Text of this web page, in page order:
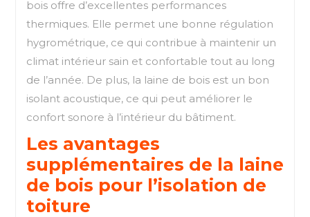
bois offre d’excellentes performances
thermiques. Elle permet une bonne régulation
hygrométrique, ce qui contribue à maintenir un
climat intérieur sain et confortable tout au long
de l’année. De plus, la laine de bois est un bon
isolant acoustique, ce qui peut améliorer le
confort sonore à l’intérieur du bâtiment.
Les avantages
supplémentaires de la laine
de bois pour l’isolation de
toiture